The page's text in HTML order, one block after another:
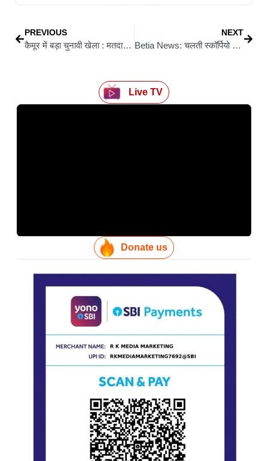
PREVIOUS
कैमूर में बड़ा चुनावी खेला : मतदाता सूची संशोधन में लापरवाही उजागर, जीवित होने के बावजूद काट दिया नाम, जिंदा को कर दिया मुर्दा
NEXT
Betia News: चलती स्कॉर्पियो बनी आग का गोला, बाल-बाल बचे लोग, सड़क पर अफरा-तफरी
Live TV
Donate us